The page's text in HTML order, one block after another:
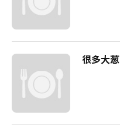
很多大葱